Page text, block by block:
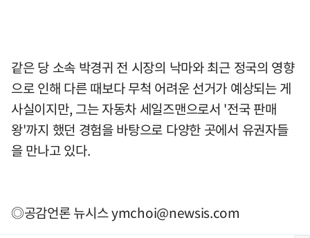
같은 당 소속 박경귀 전 시장의 낙마와 최근 정국의 영향
으로 인해 다른 때보다 무척 어려운 선거가 예상되는 게
사실이지만, 그는 자동차 세일즈맨으로서 '전국 판매
왕'까지 했던 경험을 바탕으로 다양한 곳에서 유권자들
을 만나고 있다.
◎공감언론 뉴시스ymchoi@newsis.com